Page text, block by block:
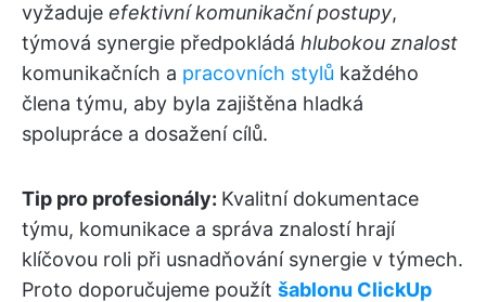
vyžaduje efektivní komunikační postupy,
týmová synergie předpokládá hlubokou znalost
komunikačních a pracovních stylů každého
člena týmu, aby byla zajištěna hladká
spolupráce a dosažení cílů.
Tip pro profesionály: Kvalitní dokumentace
týmu, komunikace a správa znalostí hrají
klíčovou roli při usnadňování synergie v týmech.
Proto doporučujeme použít šablonu ClickUp